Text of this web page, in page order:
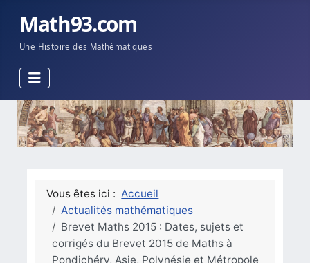
Math93.com
Une Histoire des Mathématiques
Vous êtes ici : Accueil
Actualités mathématiques
Brevet Maths 2015 : Dates, sujets et
corrigés du Brevet 2015 de Maths à
Pondichéry, Asie, Polynésie et Métropole